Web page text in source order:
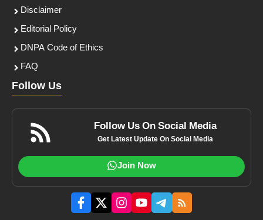
Disclaimer
Editorial Policy
DNPA Code of Ethics
FAQ
Follow Us
Follow Us On Social Media
Get Latest Update On Social Media
Join Now